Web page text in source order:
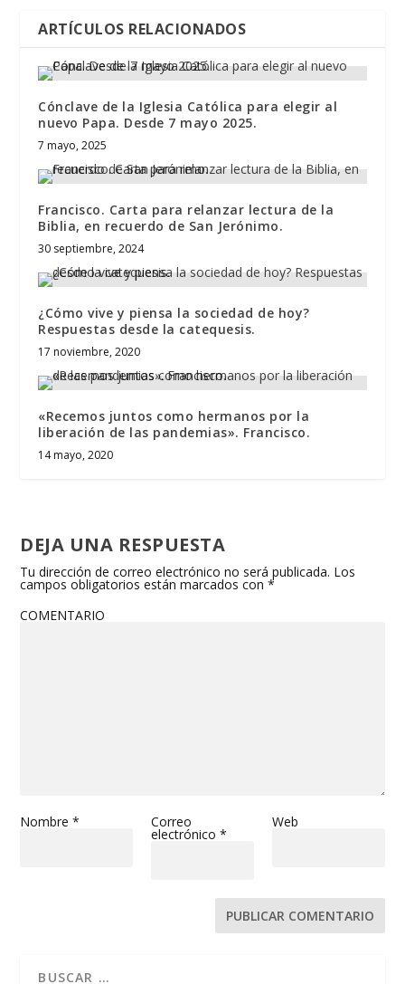
ARTÍCULOS RELACIONADOS
Cónclave de la Iglesia Católica para elegir al
nuevo Papa. Desde 7 mayo 2025.
7 mayo, 2025
Francisco. Carta para relanzar lectura de la
Biblia, en recuerdo de San Jerónimo.
30 septiembre, 2024
¿Cómo vive y piensa la sociedad de hoy?
Respuestas desde la catequesis.
17 noviembre, 2020
«Recemos juntos como hermanos por la
liberación de las pandemias». Francisco.
14 mayo, 2020
DEJA UNA RESPUESTA
Tu dirección de correo electrónico no será publicada. Los
campos obligatorios están marcados con*
COMENTARIO
Nombre* Correo
electrónico *
Web